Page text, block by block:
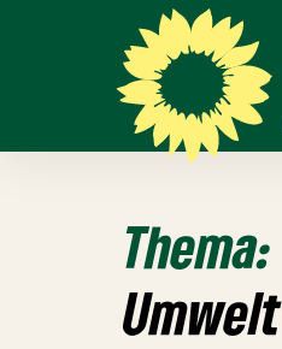
Thema:
Umwelt